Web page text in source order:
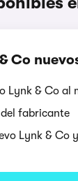
Co
Lynk & Co al
fabricante
Lynk & Co